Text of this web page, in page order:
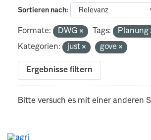
Sortieren nach
Formate: DWG Tags: Planung
Kategorien:
just gove
Ergebnisse filtern
Bitte versuch es mit einer anderen